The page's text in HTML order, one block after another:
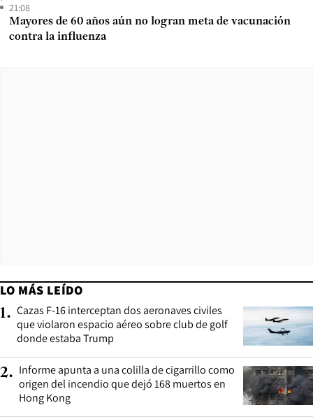
21:08
Mayores de 60 años aún no logran meta de vacunación
contra la influenza
LO MÁS LEÍDO
1. Cazas F-16 interceptan dos aeronaves civiles
que violaron espacio aéreo sobre club de golf
donde estaba Trump
2. Informe apunta a una colilla de cigarrillo como
origen del incendio que dejó 168 muertos en
Hong Kong